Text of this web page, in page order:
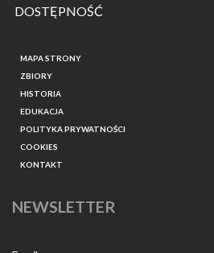
DOSTĘPNOŚĆ
MAPA STRONY
ZBIORY
HISTORIA
EDUKACJA
POLITYKA PRYWATNOŚCI
COOKIES
KONTAKT
NEWSLETTER